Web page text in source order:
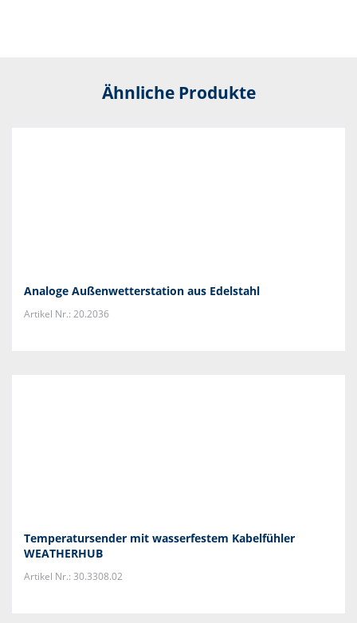
Ähnliche Produkte
Analoge Außenwetterstation aus Edelstahl
Artikel Nr.: 20.2036
Temperatursender mit wasserfestem Kabelfühler
WEATHERHUB
Artikel Nr.: 30.3308.02